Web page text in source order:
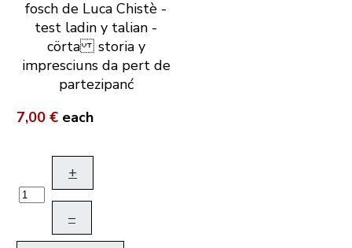
fosch de Luca Chistè -
test ladin y talian -
cörta storia y
impresciuns da pert de
partezipanć
7,00 € each
+
–